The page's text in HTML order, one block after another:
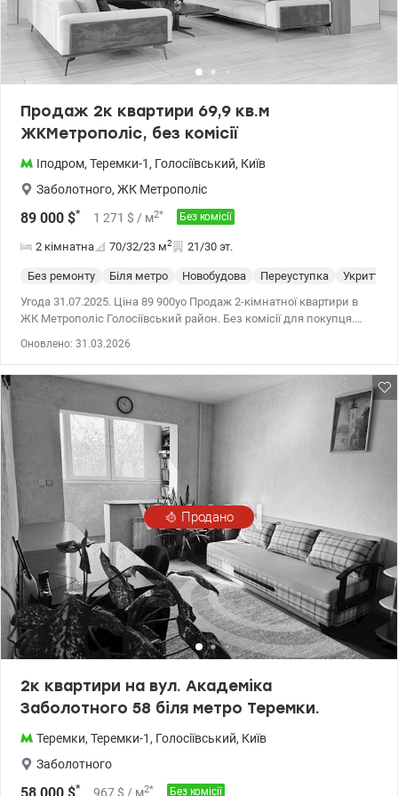
Продаж 2к квартири 69,9 кв.м
ЖКМетрополіс, без комісії
Іподром, Теремки-1 , Голосіївський, Київ
Заболотного, ЖК Метрополіс
89 000 $* 1 271 $ / м2* Без комісії
2 кімнатна 70/32/23 м2 21/30 эт.
Без ремонту Біля метро Новобудова Переуступка
Укриття
Угода 31.07.2025. Ціна 89 900уо Продаж 2-кімнатної квартири в
ЖК Метрополіс Голосіївський район. Без комісії для покупця.
в експлуатацію у ІІІ кварталі 2025 року. Продаж по відступленню
прав в офісі забудовника, комісію за відступлення прав сплачує
Продавець. Власник в Україні. Відео квартири по окремому
запиту. Окремо продається комора 2,14 кв.м за 3000 у.о.
valion.ua/1128073
Оновлено: 31.03.2026
Продано
2к квартири на вул. Академіка
Заболотного 58 біля метро Теремки.
Теремки, Теремки-1 , Голосіївський, Київ
Заболотного
58 000 $* 967 $ / м2* Без комісії